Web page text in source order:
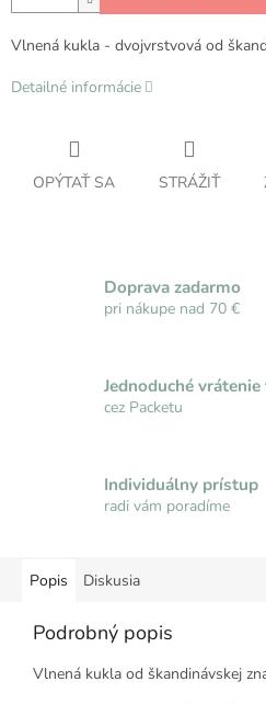
Vlnená kukla - dvojvrstvová od
Detailné informácie
OPÝTAŤ SA STRÁŽIŤ
Doprava zadarmo
pri nákupe nad 70 €
Jednoduché
cez Packetu
Individuálny prístup
radi vám poradíme
Popis Diskusia
Podrobný popis
Vlnená kukla od škandinávskej